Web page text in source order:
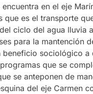
en el eje
es el transporte
ciclo del agua lluvia
para la mantención
sociológico
que se
se anteponen de
del eje Carmen